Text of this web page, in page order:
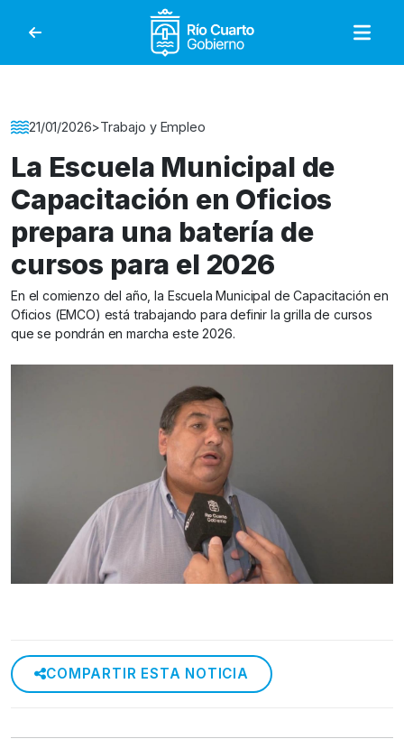
Gobierno de Río
Detalle de la Noticia
21/01/2026>Trabajo y Empleo
La Escuela Municipal de
Capacitación en Oficios
prepara una batería de
cursos para el 2026
En el comienzo del año, la Escuela Municipal de Capacitación en
Oficios (EMCO) está trabajando para definir la grilla de cursos
que se pondrán en marcha este 2026.
COMPARTIR ESTA NOTICIA